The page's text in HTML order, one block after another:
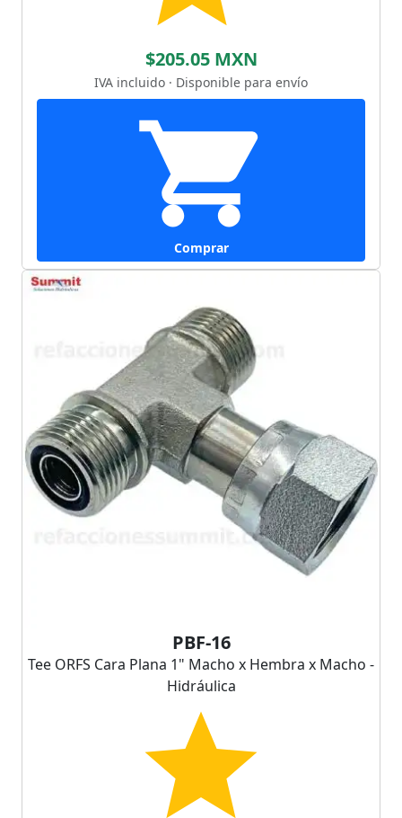
$205.05 MXN
IVA incluido · Disponible para envío
Comprar
PBF-16
Tee ORFS Cara Plana 1" Macho x Hembra x Macho -
Hidráulica